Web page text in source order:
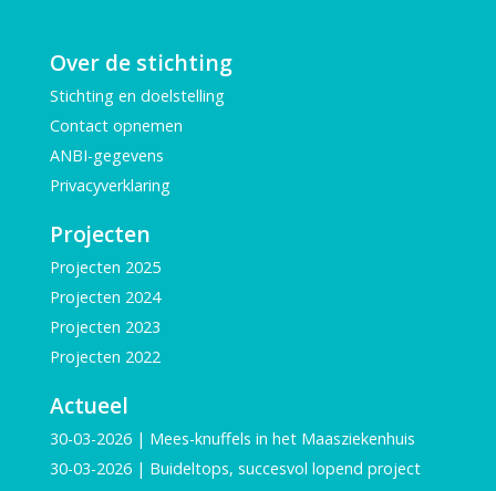
Over de stichting
Stichting en doelstelling
Contact opnemen
ANBI-gegevens
Privacyverklaring
Projecten
Projecten 2025
Projecten 2024
Projecten 2023
Projecten 2022
Actueel
30-03-2026 | Mees-knuffels in het Maasziekenhuis
30-03-2026 | Buideltops, succesvol lopend project